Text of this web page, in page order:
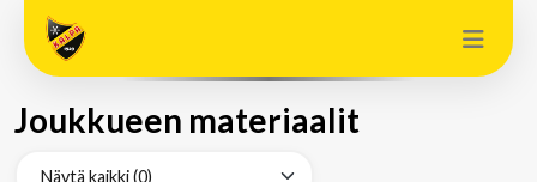
Joukkueen materiaalit